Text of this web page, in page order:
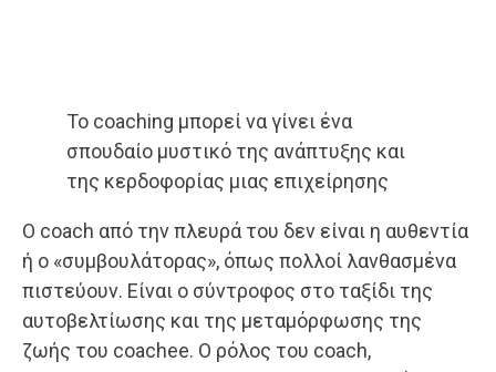
Το coaching μπορεί να γίνει ένα
σπουδαίο μυστικό της ανάπτυξης και
της κερδοφορίας μιας επιχείρησης
Ο coach από την πλευρά του δεν είναι η αυθεντία
ή ο «συμβουλάτορας», όπως πολλοί λανθασμένα
πιστεύουν. Είναι ο σύντροφος στο ταξίδι της
αυτοβελτίωσης και της μεταμόρφωσης της
ζωής του coachee. Ο ρόλος του coach,